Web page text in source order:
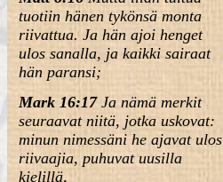
tuotiin hänen tykönsä monta
riivattua. Ja hän ajoi henget
ulos sanalla, ja kaikki sairaat
hän paransi;
Mark 16:17Ja nämä merkit
seuraavat niitä, jotka uskovat:
minun nimessäni he ajavat ulos
riivaajia, puhuvat uusilla
kielillä,